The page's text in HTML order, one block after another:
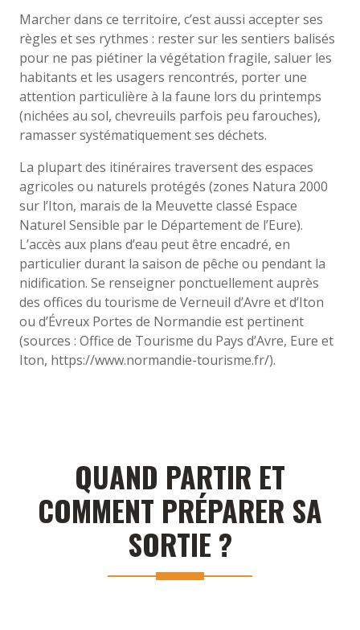
Marcher dans ce territoire, c’est aussi accepter ses
règles et ses rythmes : rester sur les sentiers balisés
pour ne pas piétiner la végétation fragile, saluer les
habitants et les usagers rencontrés, porter une
attention particulière à la faune lors du printemps
(nichées au sol, chevreuils parfois peu farouches),
ramasser systématiquement ses déchets.
La plupart des itinéraires traversent des espaces
agricoles ou naturels protégés (zones Natura 2000
sur l’Iton, marais de la Meuvette classé Espace
Naturel Sensible par le Département de l’Eure).
L’accès aux plans d’eau peut être encadré, en
particulier durant la saison de pêche ou pendant la
nidification. Se renseigner ponctuellement auprès
des offices du tourisme de Verneuil d’Avre et d’Iton
ou d’Évreux Portes de Normandie est pertinent
(sources : Office de Tourisme du Pays d’Avre, Eure et
Iton, https://www.normandie-tourisme.fr/).
QUAND PARTIR ET
COMMENT PRÉPARER SA
SORTIE ?